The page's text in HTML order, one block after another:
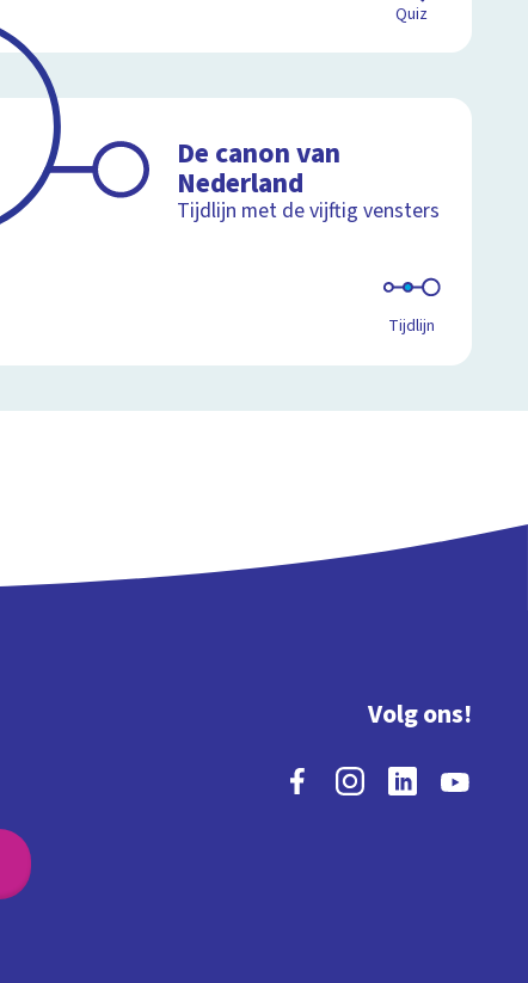
Quiz
De canon van
Nederland
Tijdlijn met de vijftig vensters
Tijdlijn
Volg ons!